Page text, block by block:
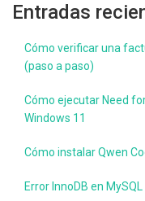
Entradas
Cómo verificar una
(paso a paso)
Cómo ejecutar Need
Windows 11
Cómo instalar Qwen
Error InnoDB en